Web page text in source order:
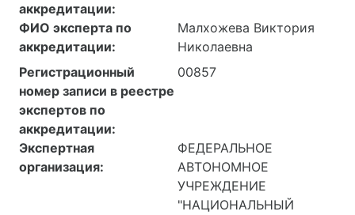
аккредитации:
ФИО эксперта по
аккредитации:
Малхожева Виктория
Николаевна
Регистрационный
номер записи в реестре
экспертов по
аккредитации:
00857
Экспертная
организация:
ФЕДЕРАЛЬНОЕ
АВТОНОМНОЕ
УЧРЕЖДЕНИЕ
"НАЦИОНАЛЬНЫЙ